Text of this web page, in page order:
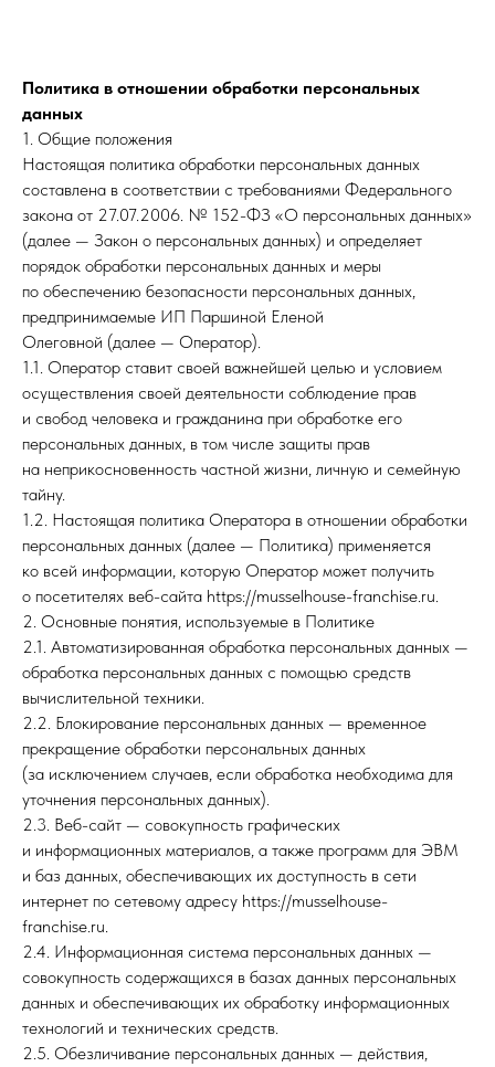
Политика в отношении обработки персональных
данных
1. Общие положения
Настоящая политика обработки персональных данных
составлена в соответствии с требованиями Федерального
закона от 27.07.2006. № 152-ФЗ «О персональных данных»
(далее — Закон о персональных данных) и определяет
порядок обработки персональных данных и меры
по обеспечению безопасности персональных данных,
предпринимаемые ИП Паршиной Еленой
Олеговной (далее — Оператор).
1.1. Оператор ставит своей важнейшей целью и условием
осуществления своей деятельности соблюдение прав
и свобод человека и гражданина при обработке его
персональных данных, в том числе защиты прав
на неприкосновенность частной жизни, личную и семейную
тайну.
1.2. Настоящая политика Оператора в отношении обработки
персональных данных (далее — Политика) применяется
ко всей информации, которую Оператор может получить
о посетителях веб-сайта https://musselhouse-franchise.ru.
2. Основные понятия, используемые в Политике
2.1. Автоматизированная обработка персональных данных —
обработка персональных данных с помощью средств
вычислительной техники.
2.2. Блокирование персональных данных — временное
прекращение обработки персональных данных
(за исключением случаев, если обработка необходима для
уточнения персональных данных).
2.3. Веб-сайт — совокупность графических
и информационных материалов, а также программ для ЭВМ
и баз данных, обеспечивающих их доступность в сети
интернет по сетевому адресу https://musselhouse-
franchise.ru.
2.4. Информационная система персональных данных —
совокупность содержащихся в базах данных персональных
данных и обеспечивающих их обработку информационных
технологий и технических средств.
2.5. Обезличивание персональных данных — действия,